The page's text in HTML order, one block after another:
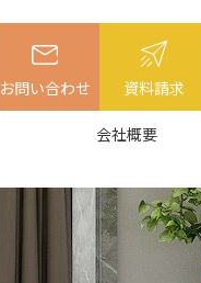
お問い合わせ 資料請求
会社概要